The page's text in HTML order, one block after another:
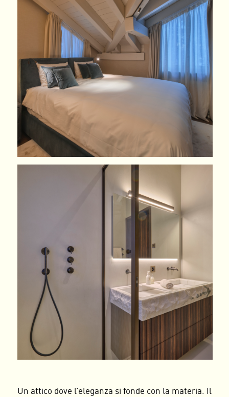
Un attico dove l’eleganza si fonde con la materia. Il